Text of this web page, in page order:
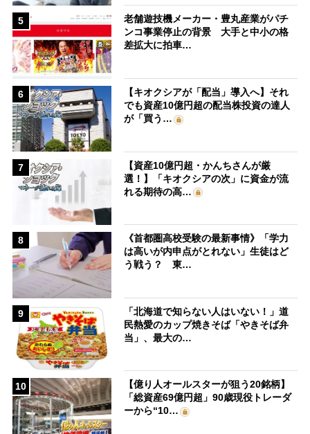
5
老舗遊技機メーカー・豊丸産業がパチ
ンコ事業停止の背景 大手と中小の格
差拡大に拍車…
6
【キオクシアが「配当」導入へ】それ
でも資産10億円超の配当株投資の達人
が「買う…
7
【資産10億円超・かんちさんが厳
選！】「キオクシアの次」に資金が流
れる期待の高…
8
《首都圏高校受験の最新事情》「学力
は高いが内申点がとれない」生徒はど
う戦う？ 東…
9
「北海道で知らない人はいない！」道
民熱愛のカップ焼きそば「やきそば弁
当」、最大の…
10
【億り人オールスターが狙う20銘柄】
「総資産69億円超」90歳現役トレーダ
ーから“10…